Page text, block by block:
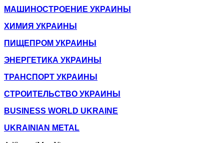
МАШИНОСТРОЕНИЕ УКРАИНЫ
ХИМИЯ УКРАИНЫ
ПИЩЕПРОМ УКРАИНЫ
ЭНЕРГЕТИКА УКРАИНЫ
ТРАНСПОРТ УКРАИНЫ
СТРОИТЕЛЬСТВО УКРАИНЫ
BUSINESS WORLD UKRAINE
UKRAINIAN METAL